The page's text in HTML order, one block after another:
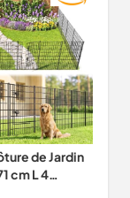
de Jardin
cm L 4
Porte,